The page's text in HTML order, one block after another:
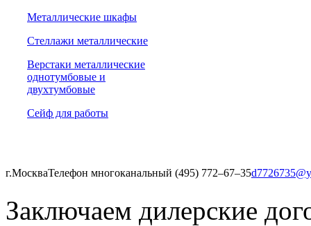
Металлические шкафы
Стеллажи металлические
Верстаки металлические
однотумбовые и
двухтумбовые
Сейф для работы
г.МоскваТелефон многоканальный (495) 772‒67‒35
Заключаем дилерские